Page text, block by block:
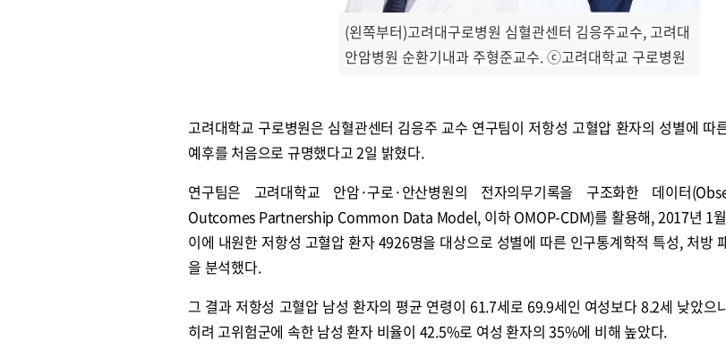
(왼쪽부터)고려대구로병원 심혈관센터 김응주교수, 고려대
안암병원 순환기내과 주형준교수. ⓒ고려대학교 구로병원
고려대학교 구로병원은 심혈관센터 김응주 교수 연구팀이 저항성 고혈압 환자의 성별에 따
예후를 처음으로 규명했다고 2일 밝혔다.
연구팀은 고려대학교 안암·구로·안산병원의 전자의무기록을 구조화한 데이터
Outcomes Partnership Common Data Model, 이하 OMOP-CDM)를 활용해, 2017년 1
이에 내원한 저항성 고혈압 환자 4926명을 대상으로 성별에 따른 인구통계학적 특성, 처방
을 분석했다.
그 결과 저항성 고혈압 남성 환자의 평균 연령이 61.7세로 69.9세인 여성보다 8.2세 낮았으
히려 고위험군에 속한 남성 환자 비율이 42.5%로 여성 환자의 35%에 비해 높았다.